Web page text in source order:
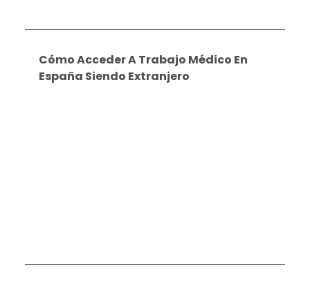
Cómo Acceder A Trabajo Médico En
España Siendo Extranjero